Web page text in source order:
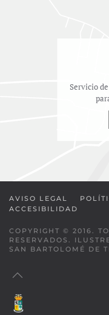
Servicio
AVISO LEGAL
ACCESIBILIDAD
COPYRIGHT © 2016.
RESERVADOS.
SAN BARTOLOMÉ DE